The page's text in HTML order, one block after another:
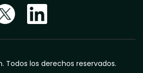
Todos los derechos reservados.